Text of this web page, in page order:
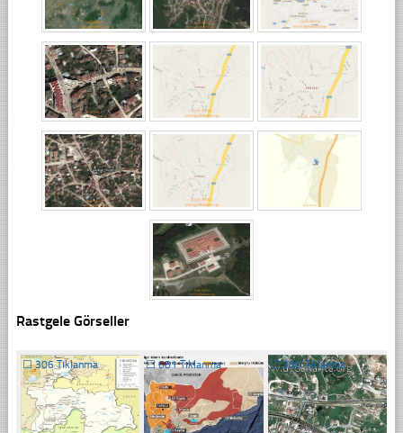
Rastgele Görseller
☐306 Tıklanma ☐681 Tıklanma ☐380 Tıklanma